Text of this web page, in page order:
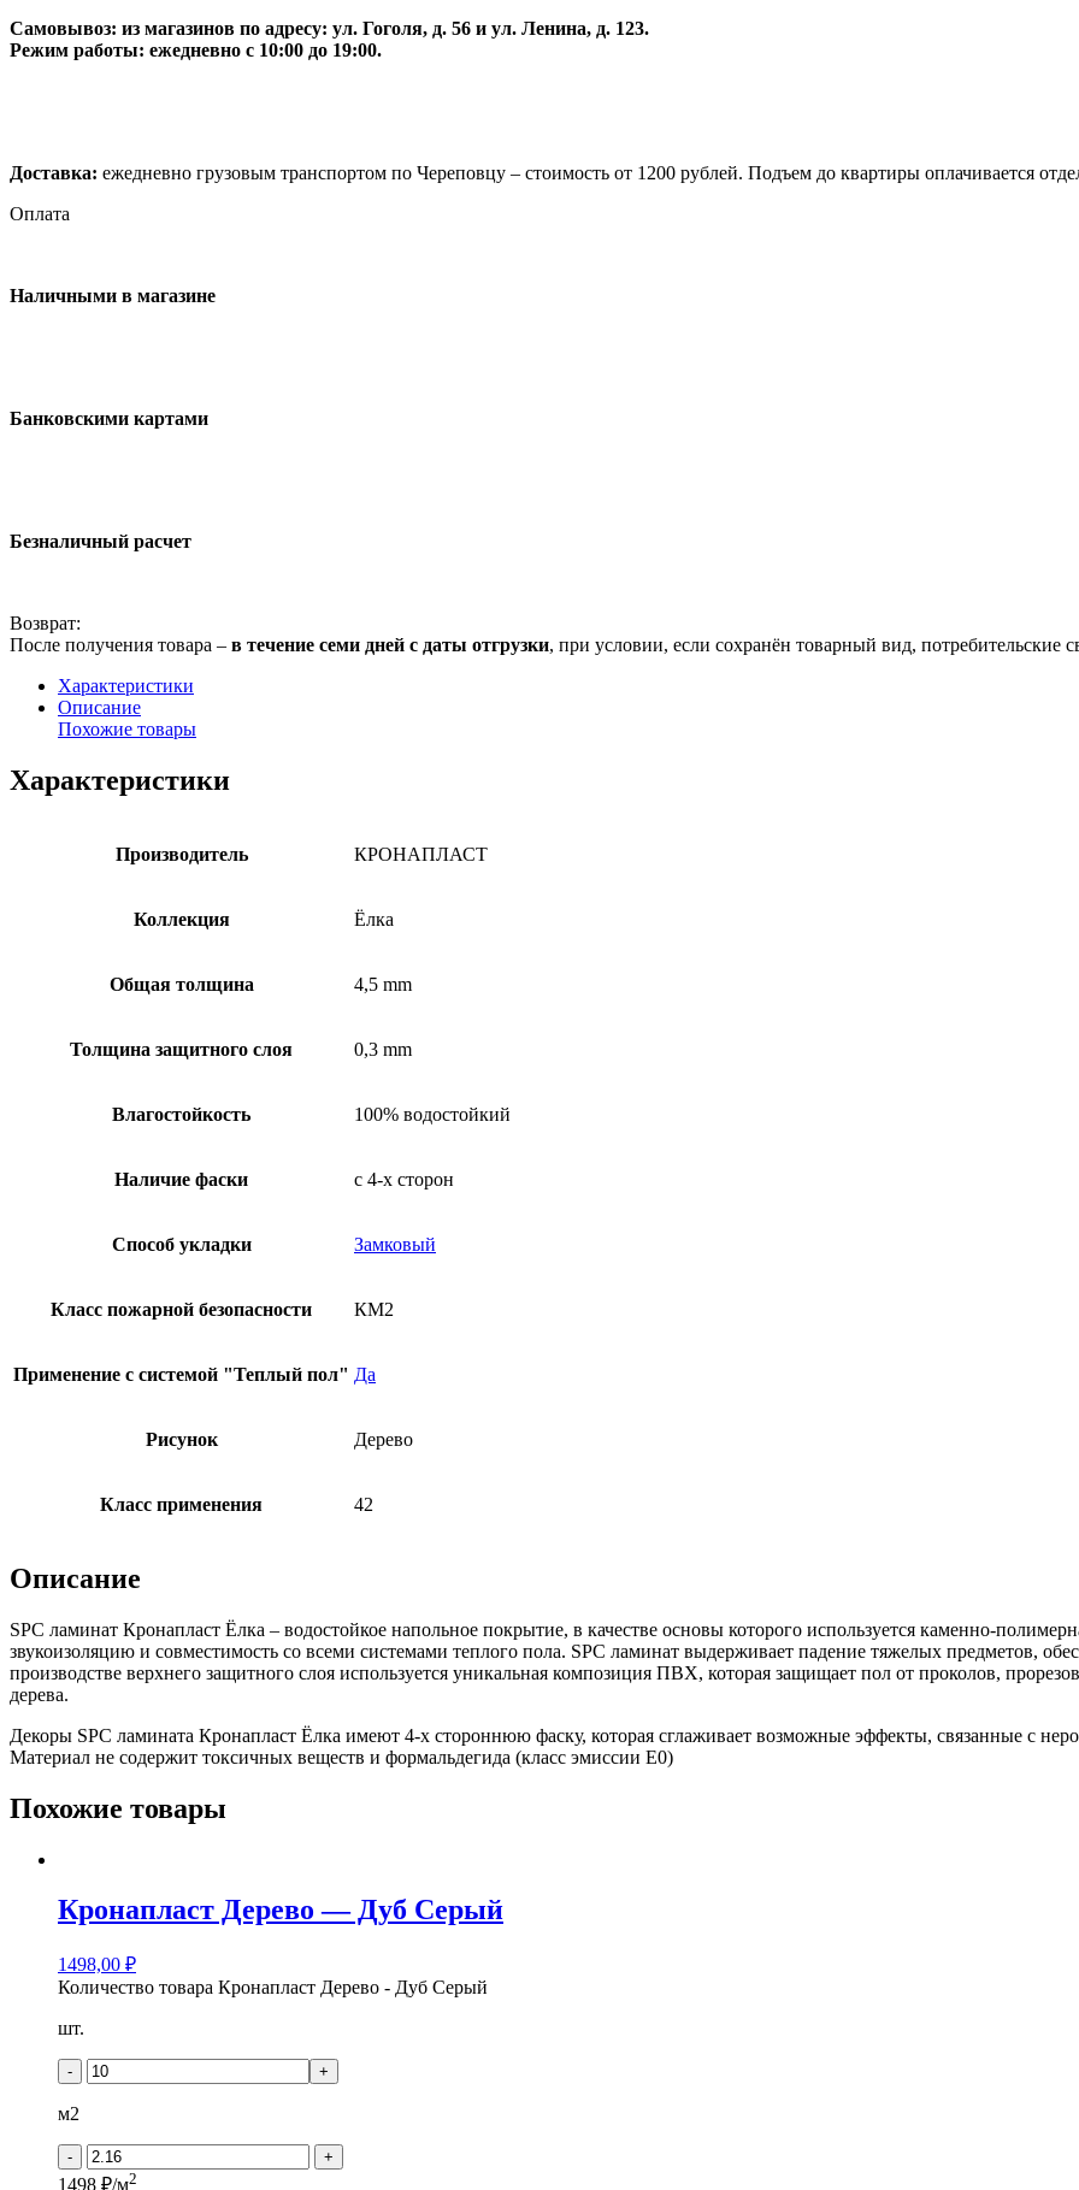
Самовывоз: из магазинов по адресу: ул. Гоголя, д. 56 и ул. Ленина, д. 123.
Режим работы: ежедневно с 10:00 до 19:00.
Доставка: ежедневно грузовым транспортом по Череповцу – стоимость от 1200 рублей. Подъем до квартиры оплачивается
Оплата
Наличными в магазине
Банковскими картами
Безналичный расчет
Возврат:
После получения товара – в течение семи дней с даты отгрузки, при условии, если сохранён товарный вид,
Характеристики
Описание
Похожие товары
Характеристики
Производитель КРОНАПЛАСТ
Коллекция Ёлка
Общая толщина 4,5 mm
Толщина защитного слоя 0,3 mm
Влагостойкость 100% водостойкий
Наличие фаски с 4-х сторон
Способ укладки Замковый
Класс пожарной безопасности КМ2
Применение с системой "Теплый пол" Да
Рисунок Дерево
Класс применения 42
Описание
SPC ламинат Кронапласт Ёлка – водостойкое напольное покрытие, в качестве основы которого используется каменно-
звукоизоляцию и совместимость со всеми системами теплого пола. SPC ламинат выдерживает падение тяжелых предметов,
производстве верхнего защитного слоя используется уникальная композиция ПВХ, которая защищает пол от проколов,
дерева.
Декоры SPC ламината Кронапласт Ёлка имеют 4-х стороннюю фаску, которая сглаживает возможные эффекты, связанные с
Материал не содержит токсичных веществ и формальдегида (класс эмиссии Е0)
Похожие товары
Кронапласт Дерево — Дуб Серый
1498,00 ₽
Количество товара Кронапласт Дерево - Дуб Серый
шт.
- +
м2
- +
1498 ₽/м2